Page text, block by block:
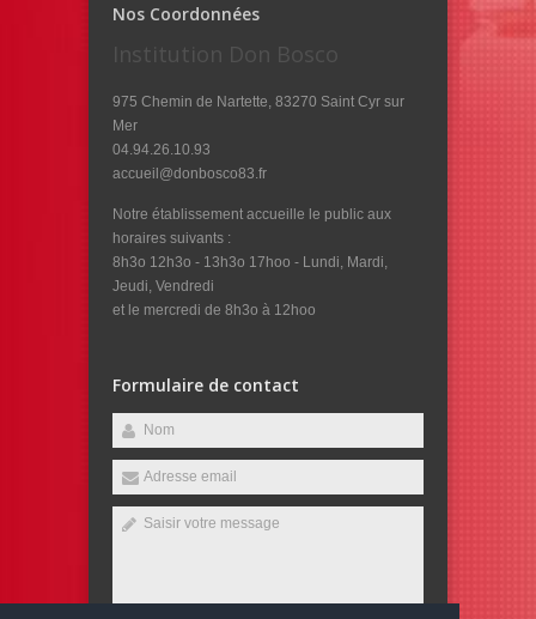
Nos Coordonnées
Institution Don Bosco
975 Chemin de Nartette, 83270 Saint Cyr sur
Mer
04.94.26.10.93
accueil@donbosco83.fr
Notre établissement accueille le public aux
horaires suivants :
8h3o 12h3o - 13h3o 17hoo - Lundi, Mardi,
Jeudi, Vendredi
et le mercredi de 8h3o à 12hoo
Formulaire de contact